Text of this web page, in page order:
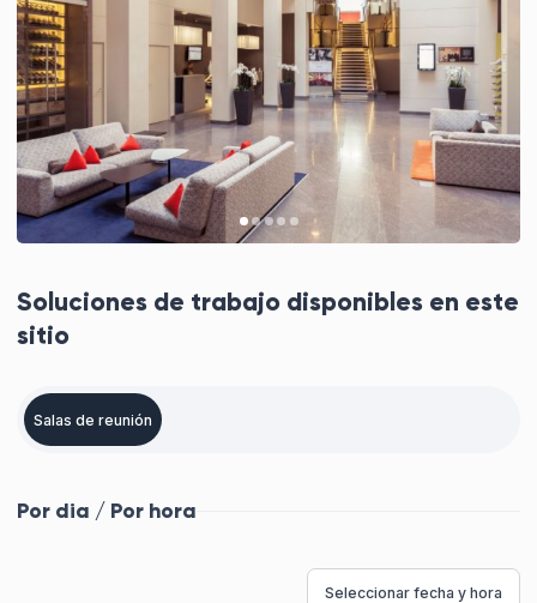
Soluciones de trabajo disponibles en este
sitio
Salas de reunión
Por dia / Por hora
Seleccionar fecha y hora